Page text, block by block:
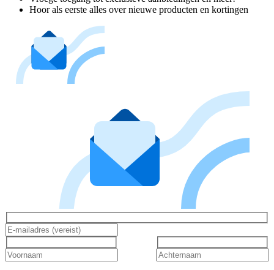
Hoor als eerste alles over nieuwe producten en kortingen